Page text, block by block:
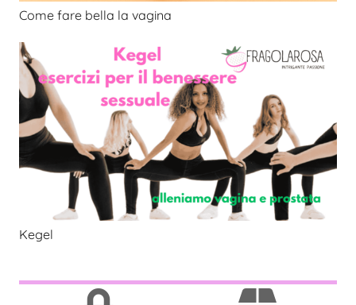
Come fare bella la vagina
Kegel